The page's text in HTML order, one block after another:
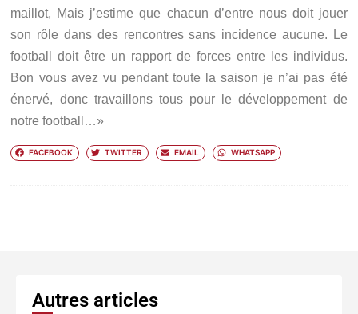
maillot, Mais j’estime que chacun d’entre nous doit jouer
son rôle dans des rencontres sans incidence aucune. Le
football doit être un rapport de forces entre les individus.
Bon vous avez vu pendant toute la saison je n’ai pas été
énervé, donc travaillons tous pour le développement de
notre football…»
FACEBOOK TWITTER EMAIL WHATSAPP
Autres articles